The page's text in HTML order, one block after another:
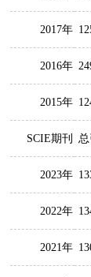
2017年
2016年
2015年
SCIE期刊
2023年
2022年
2021年